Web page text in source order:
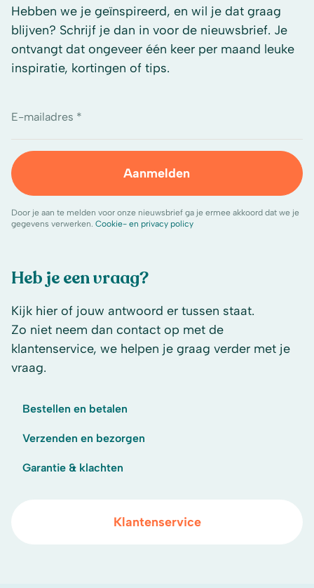
Heb je een vraag?
Kijk hier of jouw antwoord er tussen staat.
Zo niet neem dan contact op met de
klantenservice, we helpen je graag verder met je
vraag.
Bestellen en betalen
Verzenden en bezorgen
Garantie & klachten
Klantenservice
Hebben we je geïnspireerd, en wil je dat graag
blijven? Schrijf je dan in voor de nieuwsbrief. Je
ontvangt dat ongeveer één keer per maand leuke
inspiratie, kortingen of tips.
E-mailadres *
Aanmelden
Door je aan te melden voor onze nieuwsbrief ga je ermee akkoord dat we je
gegevens verwerken. Cookie- en privacy policy